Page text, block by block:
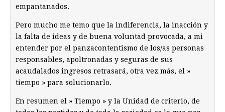
empantanados.
Pero mucho me temo que la indiferencia, la inacción y
la falta de ideas y de buena voluntad provocada, a mi
entender por el panzacontentismo de los/as personas
responsables, apoltronadas y seguras de sus
acaudalados ingresos retrasará, otra vez más, el »
tiempo » para solucionarlo.
En resumen el » Tiempo » y la Unidad de criterio, de